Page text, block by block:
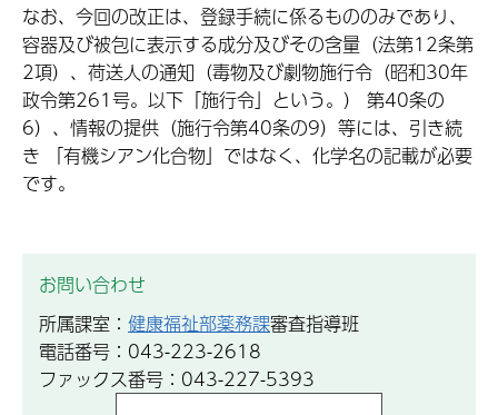
なお、今回の改正は、登録手続に係るもののみであり、
容器及び被包に表示する成分及びその含量（法第12条第
2項）、荷送人の通知（毒物及び劇物施行令（昭和30年
政令第261号。以下「施行令」という。） 第40条の
6）、情報の提供（施行令第40条の9）等には、引き続
き 「有機シアン化合物」ではなく、化学名の記載が必要
です。
お問い合わせ
所属課室： 健康福祉部薬務課審査指導班
電話番号：043-223-2618
ファックス番号：043-227-5393